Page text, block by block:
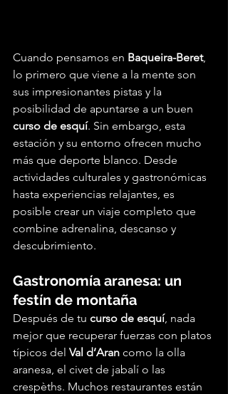
Cuando pensamos en Baqueira-Beret,
lo primero que viene a la mente son
sus impresionantes pistas y la
posibilidad de apuntarse a un buen
curso de esquí. Sin embargo, esta
estación y su entorno ofrecen mucho
más que deporte blanco. Desde
actividades culturales y gastronómicas
hasta experiencias relajantes, es
posible crear un viaje completo que
combine adrenalina, descanso y
descubrimiento.
Gastronomía aranesa: un
festín de montaña
Después de tu curso de esquí, nada
mejor que recuperar fuerzas con platos
típicos del Val d’Aran como la olla
aranesa, el civet de jabalí o las
crespèths. Muchos restaurantes están